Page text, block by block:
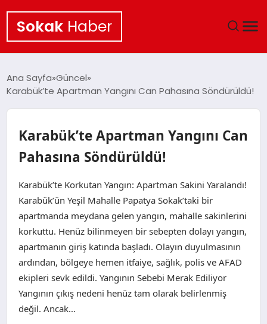
Sokak Haber
POLITIKA
GÜNCEL
KÜLTÜR SANAT
SAĞLIK
TEKNOLOJI
Ana Sayfa Güncel
Karabük’te Apartman Yangını Can Pahasına Söndürüldü!
Karabük’te Apartman Yangını Can
Pahasına Söndürüldü!
Karabük’te Korkutan Yangın: Apartman Sakini Yaralandı!
Karabük’ün Yeşil Mahalle Papatya Sokak’taki bir
apartmanda meydana gelen yangın, mahalle sakinlerini
korkuttu. Henüz bilinmeyen bir sebepten dolayı yangın,
apartmanın giriş katında başladı. Olayın duyulmasının
ardından, bölgeye hemen itfaiye, sağlık, polis ve AFAD
ekipleri sevk edildi. Yangının Sebebi Merak Ediliyor
Yangının çıkış nedeni henüz tam olarak belirlenmiş
değil. Ancak…